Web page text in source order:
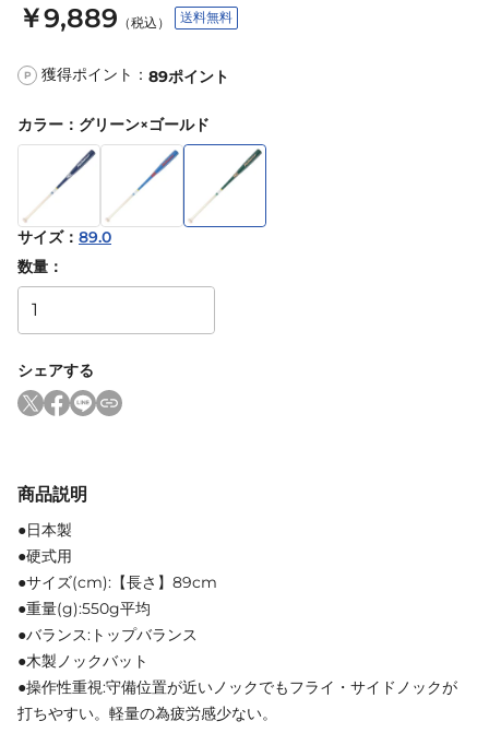
￥9,889 （税込） 送料無料
P 獲得ポイント： 89ポイント
カラー ： グリーン×ゴールド
サイズ： 89.0
数量：
シェアする
商品説明
●日本製
●硬式用
●サイズ(cm):【長さ】89cm
●重量(g):550g平均
●バランス:トップバランス
●木製ノックバット
●操作性重視:守備位置が近いノックでもフライ・サイドノックが
打ちやすい。軽量の為疲労感少ない。